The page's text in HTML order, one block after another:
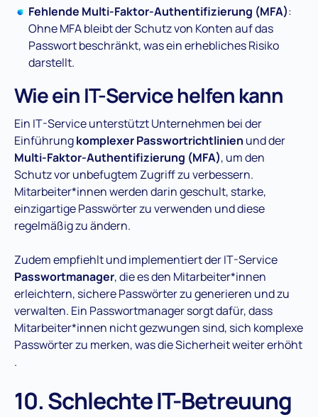
Fehlende Multi-Faktor-Authentifizierung (MFA):
Ohne MFA bleibt der Schutz von Konten auf das
Passwort beschränkt, was ein erhebliches Risiko
darstellt​.
Wie ein IT-Service helfen kann
Ein IT-Service unterstützt Unternehmen bei der
Einführungkomplexer Passwortrichtlinien und der
Multi-Faktor-Authentifizierung (MFA), um den
Schutz vor unbefugtem Zugriff zu verbessern.
Mitarbeiter*innen werden darin geschult, starke,
einzigartige Passwörter zu verwenden und diese
regelmäßig zu ändern​.
Zudem empfiehlt und implementiert der IT-Service
Passwortmanager, die es den Mitarbeiter*innen
erleichtern, sichere Passwörter zu generieren und zu
verwalten. Ein Passwortmanager sorgt dafür, dass
Mitarbeiter*innen nicht gezwungen sind, sich komplexe
Passwörter zu merken, was die Sicherheit weiter erhöht​
.
10. Schlechte IT-Betreuung